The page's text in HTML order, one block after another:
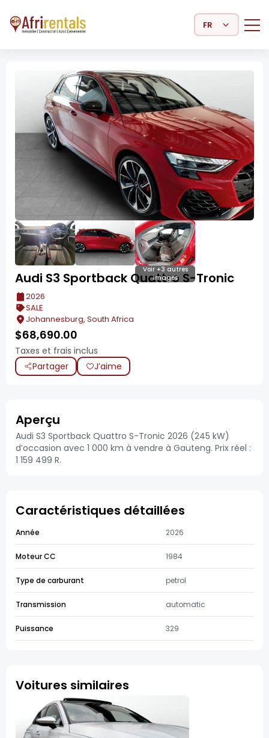
Select Language
Voir +3 autres
images
Audi S3 Sportback Quattro S-Tronic
2026
SALE
Johannesburg, South Africa
$68,690.00
Taxes et frais inclus
Partager
J’aime
Aperçu
Audi S3 Sportback Quattro S-Tronic 2026 (245 kW)
d’occasion avec 1 000 km à vendre à Gauteng. Prix réel :
1 159 499 R.
Caractéristiques détaillées
Année 2026
Moteur CC 1984
Type de carburant petrol
Transmission automatic
Puissance 329
Voitures similaires